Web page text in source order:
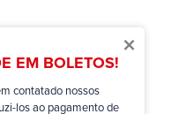
×
EM BOLETOS!
contatado nossos
los ao pagamento de